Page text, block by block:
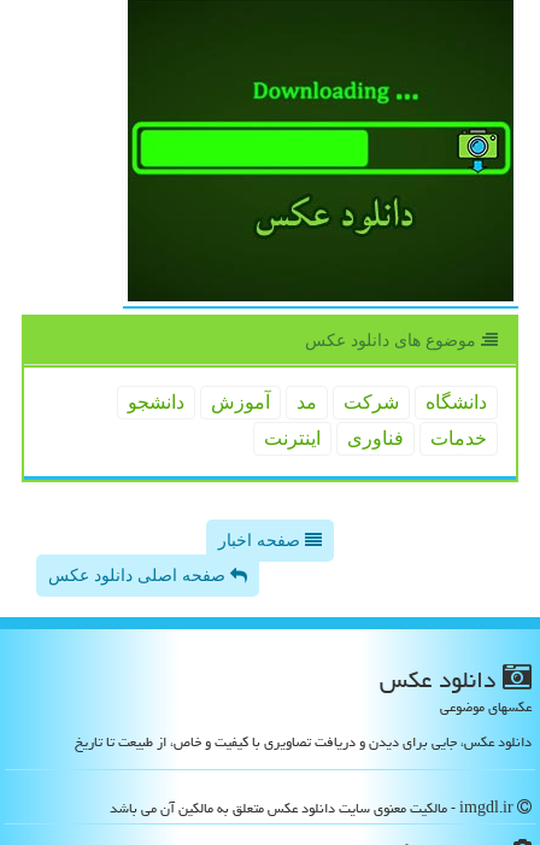
موضوع های دانلود عكس
دانشگاه شركت مد آموزش
دانشجو
خدمات
فناوری اینترنت
صفحه اخبار
صفحه اصلی دانلود عکس
دانلود عكس
عکسهای موضوعی
دانلود عکس، جایی برای دیدن و دریافت تصاویری با کیفیت و خاص، از طبیعت تا تاریخ